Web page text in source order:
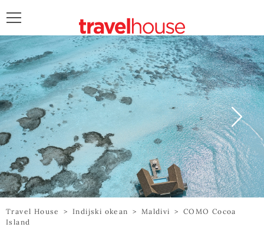
POŠALJITE UPIT
Travel House > Indijski okean > Maldivi > COMO Cocoa
Island